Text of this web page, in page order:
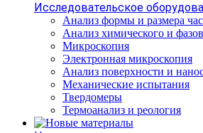
Исследовательское
Анализ формы и размера
Анализ химического и
Микроскопия
Электронная микроскопия
Анализ поверхности и
Механические испытания
Твердомеры
Термоанализ и реология